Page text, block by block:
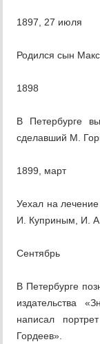
1897, 27 июля
Родился сын
1898
В Петербурге
сделавший М.
1899, март
Уехал на
И. Куприным, И.
Сентябрь
В Петербурге
издательства
написал
Гордеев».